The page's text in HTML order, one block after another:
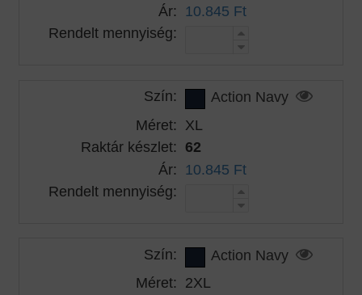
Ár: 10.845 Ft
Rendelt mennyiség:
Szín:
Action Navy
Méret: XL
Raktár készlet: 62
Ár: 10.845 Ft
Rendelt mennyiség:
Szín:
Action Navy
Méret: 2XL